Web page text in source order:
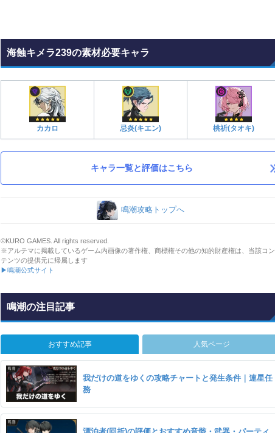
海蝕キメラ239の素材必要キャラ
カカロ 忌炎(キエン) 桃祈(タオキ)
キャラ一覧と評価はこちら
鳴潮攻略トップへ
©KURO GAMES. All rights reserved.
※アルテマに掲載しているゲーム内画像の著作権、商標権その他の知的財産権は、当該コン
テンツの提供元に帰属します
▶鳴潮公式サイト
鳴潮の注目記事
おすすめ記事 人気ページ
我だけの道をゆくの攻略チャートと発生条件｜連星任
務